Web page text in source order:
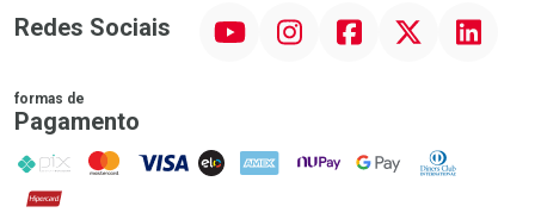
Redes Sociais InstagramFacebook Linkedin
formas de
Pagamento
PIX MasterCard
VISA ELO AMEX NuPay Google PayDiners Club
Hipercard